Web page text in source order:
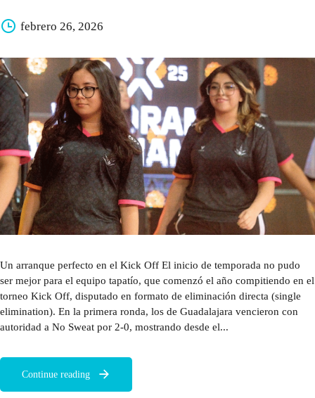
febrero 26, 2026
Un arranque perfecto en el Kick Off El inicio de temporada no pudo
ser mejor para el equipo tapatío, que comenzó el año compitiendo en el
torneo Kick Off, disputado en formato de eliminación directa (single
elimination). En la primera ronda, los de Guadalajara vencieron con
autoridad a No Sweat por 2-0, mostrando desde el...
Continue reading